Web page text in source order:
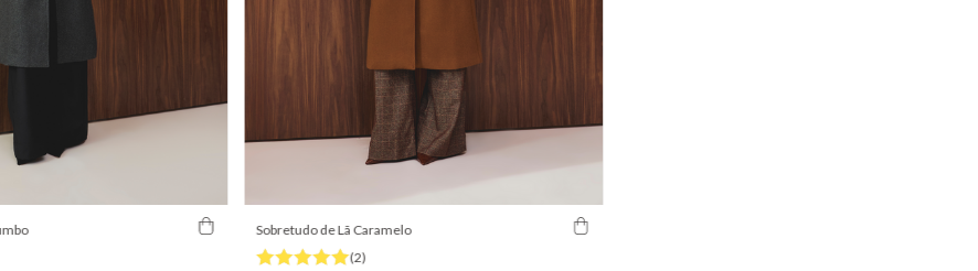
Sobretudo de Lã Caramelo
(2)